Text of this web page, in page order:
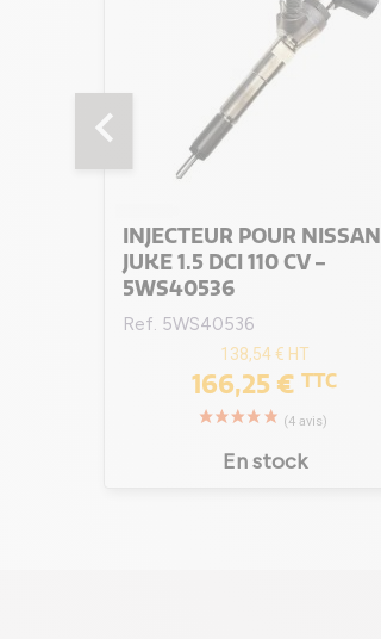
chevron_left
INJECTEUR POUR NISSAN
JUKE 1.5 DCI 110 CV -
5WS40536
Ref. 5WS40536
138,54 € HT
166,25 € TTC
En stock